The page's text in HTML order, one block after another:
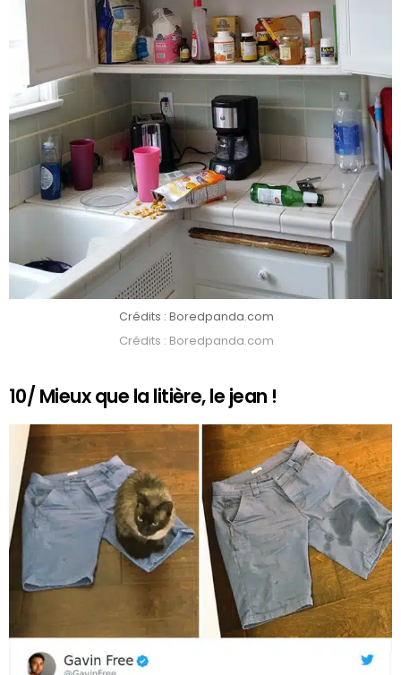
Crédits : Boredpanda.com
Crédits : Boredpanda.com
10/ Mieux que la litière, le jean !